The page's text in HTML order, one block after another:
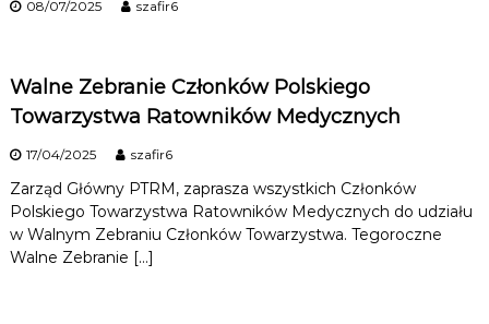
R
a
t
w
i
k
ó
w
u
a
l
n
08/07/2025 szafir6
Walne Zebranie Członków Polskiego
Towarzystwa Ratowników Medycznych
17/04/2025 szafir6
Zarząd Główny PTRM, zaprasza wszystkich Członków
Polskiego Towarzystwa Ratowników Medycznych do udziału
w Walnym Zebraniu Członków Towarzystwa. Tegoroczne
Walne Zebranie […]